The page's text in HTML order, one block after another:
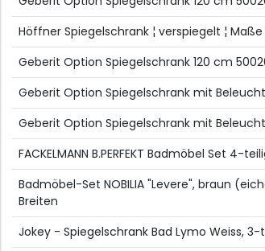
Höffner Spiegelschrank ¦ verspiegelt ¦ Maße
Geberit Option Spiegelschrank 120 cm
Geberit Option Spiegelschrank mit
Geberit Option Spiegelschrank mit
FACKELMANN B.PERFEKT Badmöbel Set 4-
Badmöbel-Set NOBILIA "Levere", braun
Breiten
Jokey - Spiegelschrank Bad Lymo Weiss,